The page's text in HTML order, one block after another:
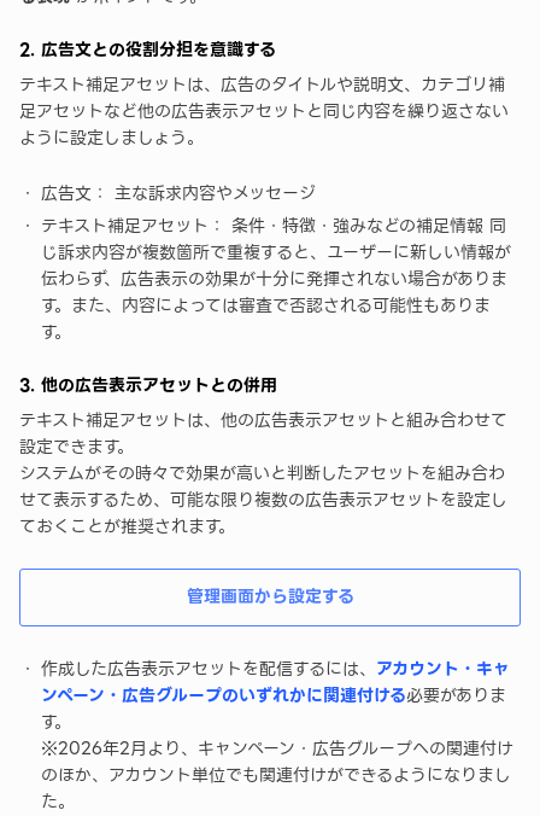
2. 広告文との役割分担を意識する
テキスト補足アセットは、広告のタイトルや説明文、カテゴリ補
足アセットなど他の広告表示アセットと同じ内容を繰り返さない
ように設定しましょう。
広告文： 主な訴求内容やメッセージ
テキスト補足アセット： 条件・特徴・強みなどの補足情報 同
じ訴求内容が複数箇所で重複すると、ユーザーに新しい情報が
伝わらず、広告表示の効果が十分に発揮されない場合がありま
す。また、内容によっては審査で否認される可能性もありま
す。
3. 他の広告表示アセットとの併用
テキスト補足アセットは、他の広告表示アセットと組み合わせて
設定できます。
システムがその時々で効果が高いと判断したアセットを組み合わ
せて表示するため、可能な限り複数の広告表示アセットを設定し
ておくことが推奨されます。
管理画面から設定する
作成した広告表示アセットを配信するには、 アカウント・キャ
ンペーン・広告グループのいずれかに関連付ける必要がありま
す。
※2026年2月より、キャンペーン・広告グループへの関連付け
のほか、アカウント単位でも関連付けができるようになりまし
た。